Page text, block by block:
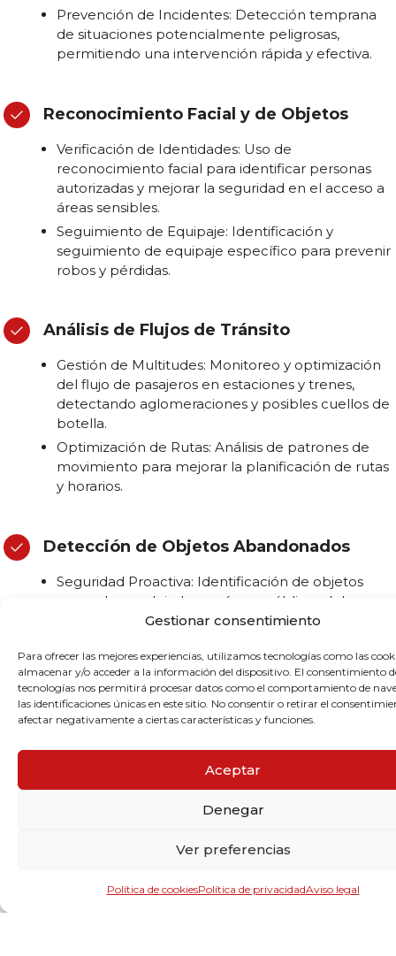
Gestionar consentimiento
Para ofrecer las mejores experiencias, utilizamos tecnologías como las
almacenar y/o acceder a la información del dispositivo. El consentimiento
tecnologías nos permitirá procesar datos como el comportamiento de
las identificaciones únicas en este sitio. No consentir o retirar el
afectar negativamente a ciertas características y funciones.
Aceptar
Denegar
Ver preferencias
Política de cookiesPolítica de privacidadAviso legal
Prevención de Incidentes: Detección temprana
de situaciones potencialmente peligrosas,
permitiendo una intervención rápida y efectiva.
Reconocimiento Facial y de Objetos
Verificación de Identidades: Uso de
reconocimiento facial para identificar personas
autorizadas y mejorar la seguridad en el acceso a
áreas sensibles.
Seguimiento de Equipaje: Identificación y
seguimiento de equipaje específico para prevenir
robos y pérdidas.
Análisis de Flujos de Tránsito
Gestión de Multitudes: Monitoreo y optimización
del flujo de pasajeros en estaciones y trenes,
detectando aglomeraciones y posibles cuellos de
botella.
Optimización de Rutas: Análisis de patrones de
movimiento para mejorar la planificación de rutas
y horarios.
Detección de Objetos Abandonados
Seguridad Proactiva: Identificación de objetos
sospechosos dejados en áreas públicas del
aeropuerto, con alertas automáticas para una
Prevención de Riesgos: Evaluación de riesgos
asociados a objetos abandonados y activación de
protocolos de seguridad.
de control de acceso para verificar identidades y
para detectar intentos de acceso no autorizados.